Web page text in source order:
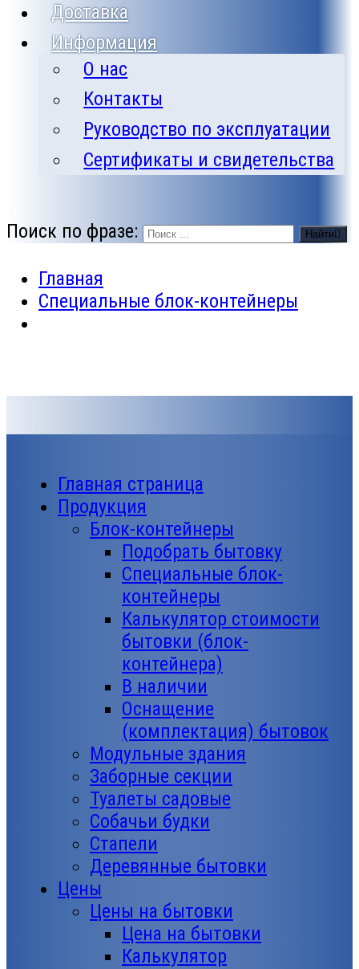
Доставка
Информация
О нас
Контакты
Руководство по эксплуатации
Сертификаты и свидетельства
Поиск по фразе: Найти
Главная
Специальные блок-контейнеры
Главная страница
Продукция
Блок-контейнеры
Подобрать бытовку
Специальные блок-
контейнеры
Калькулятор стоимости
бытовки (блок-
контейнера)
В наличии
Оснащение
(комплектация) бытовок
Модульные здания
Заборные секции
Туалеты садовые
Собачьи будки
Стапели
Деревянные бытовки
Цены
Цены на бытовки
Цена на бытовки
Калькулятор